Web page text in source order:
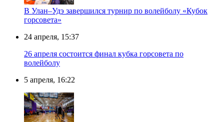
В Улан–Удэ завершился турнир по волейболу «Кубок
горсовета»
24 апреля, 15:37
26 апреля состоится финал кубка горсовета по
волейболу
5 апреля, 16:22